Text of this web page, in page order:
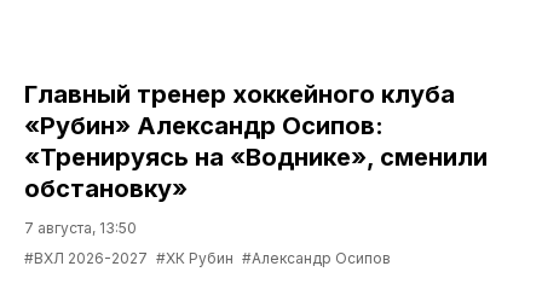
Главный тренер хоккейного клуба
«Рубин» Александр Осипов:
«Тренируясь на «Воднике», сменили
обстановку»
7 августа, 13:50
#ВХЛ 2026-2027 #ХК Рубин #Александр Осипов